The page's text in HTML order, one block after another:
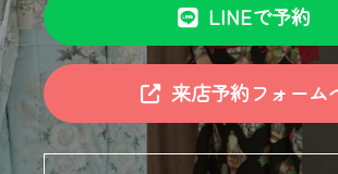
LINEで予約
来店予約フォーム